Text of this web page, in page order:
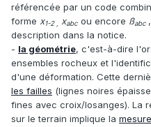
référencée par un code
forme x1-2 , xabc ou encore ßabc
description dans la notice.
- la géométrie, c'est-à-dire
ensembles rocheux et
d'une déformation. Cette
les failles (lignes noires
fines avec croix/losanges). La
sur le terrain implique la